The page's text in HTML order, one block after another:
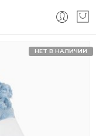
НЕТ В НАЛИЧИИ